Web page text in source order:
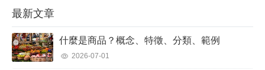
最新文章
什麼是商品？概念、特徵、分類、範例
2026-07-01